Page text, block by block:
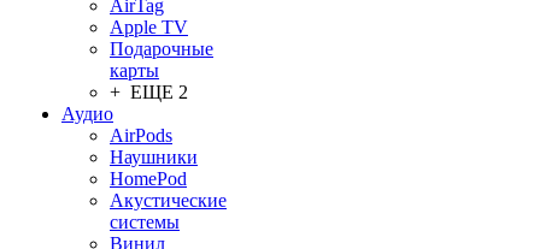
AirTag
Apple TV
Подарочные
карты
+ ЕЩЕ 2
Аудио
AirPods
Наушники
HomePod
Акустические
системы
Винил